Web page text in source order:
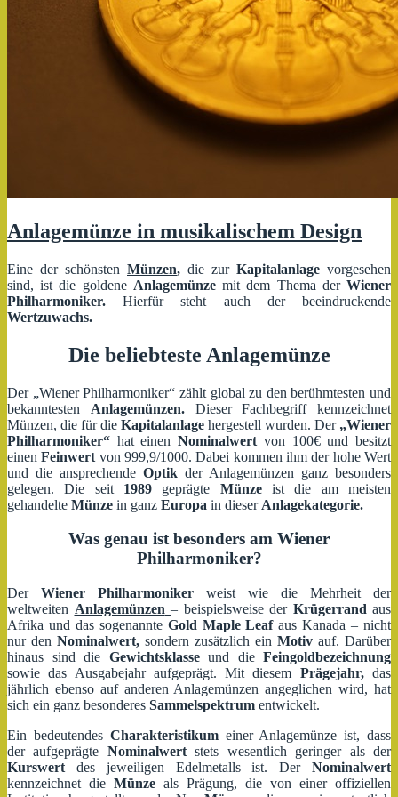
Anlagemünze in musikalischem Design
Eine der schönsten Münzen, die zur Kapitalanlage vorgesehen
sind, ist die goldene Anlagemünzemit dem Thema derWiener
Philharmoniker. Hierfür steht auch der beeindruckende
Wertzuwachs.
Die beliebteste Anlagemünze
Der „Wiener Philharmoniker“ zählt global zu den berühmtesten und
bekanntesten Anlagemünzen.Dieser Fachbegriff kennzeichnet
Münzen, die für die Kapitalanlage hergestell wurden. Der „Wiener
Philharmoniker“ hat einenNominalwert von 100€ und besitzt
einenFeinwert von 999,9/1000. Dabei kommen ihm der hohe Wert
und die ansprechende Optik der Anlagemünzen ganz besonders
gelegen. Die seit 1989 geprägte Münzeist die am meisten
gehandelte Münze in ganz Europa in dieser Anlagekategorie.
Was genau ist besonders am Wiener
Philharmoniker?
Der Wiener Philharmoniker weist wie die Mehrheit der
weltweiten Anlagemünzen – beispielsweise der Krügerrand aus
Afrika und das sogenannte Gold Maple Leafaus Kanada – nicht
nur den Nominalwert, sondern zusätzlich ein Motiv auf. Darüber
hinaus sind die Gewichtsklasseund die Feingoldbezeichnung
sowie das Ausgabejahr aufgeprägt. Mit diesem Prägejahr,das
jährlich ebenso auf anderen Anlagemünzen angeglichen wird, hat
sich ein ganz besonderes Sammelspektrum entwickelt.
Ein bedeutendes Charakteristikumeiner Anlagemünze ist, dass
der aufgeprägte Nominalwertstets wesentlich geringer als der
Kurswert des jeweiligen Edelmetalls ist. Der Nominalwert
kennzeichnet die Münze als Prägung, die von einer offiziellen